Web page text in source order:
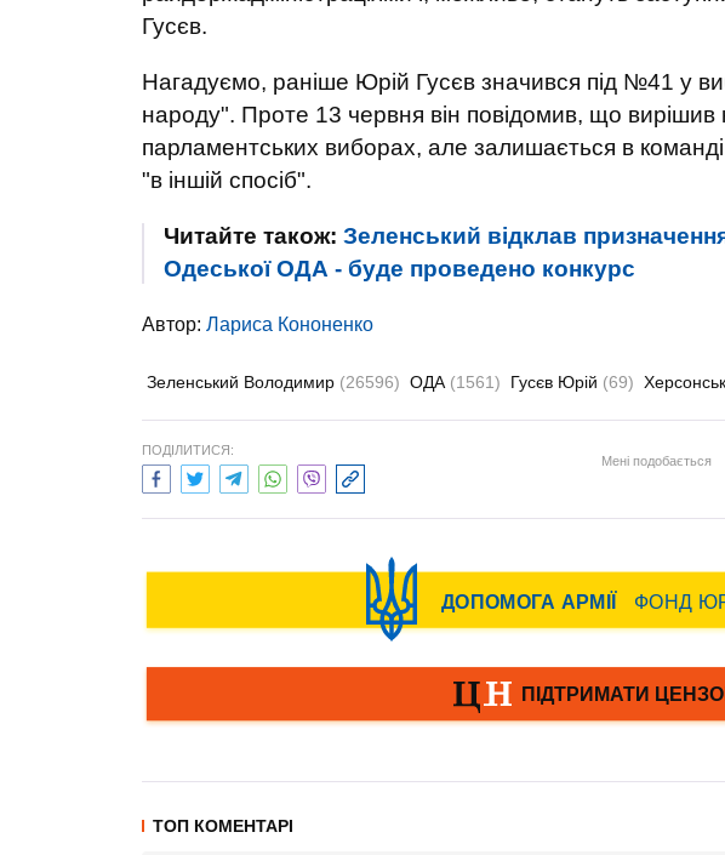
Гусєв.
Нагадуємо, раніше Юрій Гусєв значився під №41 у
народу". Проте 13 червня він повідомив, що вирішив
парламентських виборах, але залишається в
"в іншій спосіб".
Читайте також: Зеленський відклав
Одеської ОДА - буде проведено конкурс
Автор: Лариса Кононенко
Зеленський Володимир (26596) ОДА (1561) Гусєв Юрій (69)
ПОДІЛИТИСЯ:
Мені подобається
ТОП КОМЕНТАРІ